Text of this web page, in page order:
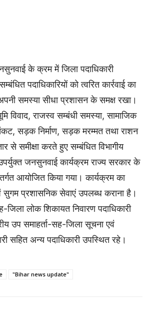
के क्रम में जिला पदाधिकारी
पदाधिकारियों को त्वरित कार्रवाई का
समस्या सीधा प्रशासन के समक्ष रखा।
राजस्व सम्बंधी समस्या, सामाजिक
सड़क निर्माण, सड़क मरम्मत तथा राशन
से समीक्षा करते हुए सम्बंधित विभागीय
जनसुनवाई कार्यक्रम राज्य सरकार के
आयोजित किया गया। कार्यक्रम का
प्रशासनिक सेवाएं उपलब्ध कराना है।
लोक शिकायत निवारण पदाधिकारी
उप समाहर्ता-सह-जिला सूचना एवं
सहित अन्य पदाधिकारी उपस्थित रहे।
"Bihar news update"